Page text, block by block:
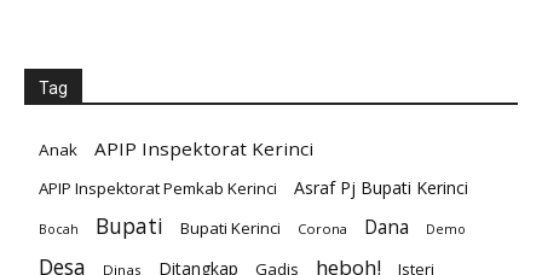
Tag
Anak APIP Inspektorat Kerinci
APIP Inspektorat Pemkab Kerinci Asraf Pj Bupati Kerinci
Bocah Bupati Bupati Kerinci Corona Dana Demo
Desa Dinas Ditangkap Gadis heboh! Isteri